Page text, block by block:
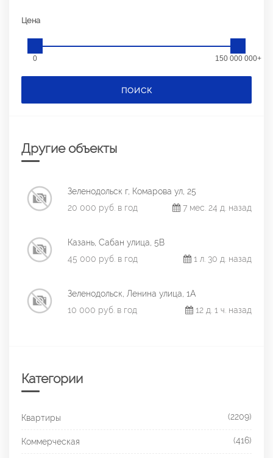
Цена
0 150 000 000+
ПОИСК
Другие объекты
Зеленодольск г, Комарова ул, 25
20 000 руб. в год
7 мес. 24 д. назад
Казань, Сабан улица, 5В
45 000 руб. в год
1 л. 30 д. назад
Зеленодольск, Ленина улица, 1А
10 000 руб. в год
12 д. 1 ч. назад
Категории
Квартиры (2209)
Коммерческая (416)